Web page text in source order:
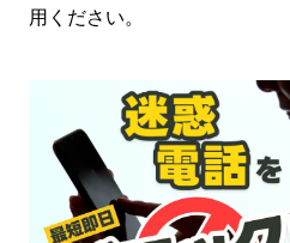
用ください。